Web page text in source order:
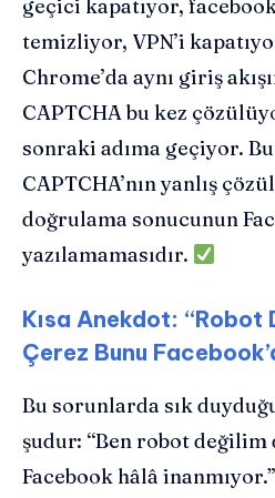
geçici kapatıyor,
temizliyor, VPN’i
Chrome’da aynı giriş
CAPTCHA bu kez
sonraki adıma geçiyor.
CAPTCHA’nın yanlış
doğrulama sonucunun
yazılamamasıdır.
Kısa Anekdot: “Robot
Çerez Bunu
Bu sorunlarda sık
şudur: “Ben robot değilim
Facebook hâlâ